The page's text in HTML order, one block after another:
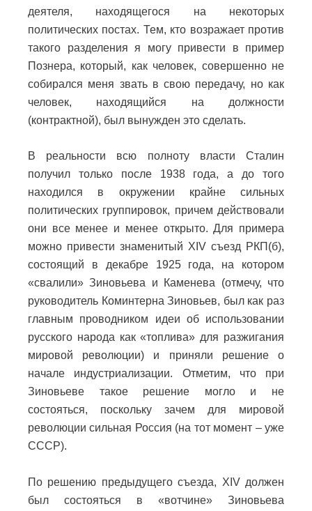
деятеля, находящегося на некоторых
политических постах. Тем, кто возражает против
такого разделения я могу привести в пример
Познера, который, как человек, совершенно не
собирался меня звать в свою передачу, но как
человек, находящийся на должности
(контрактной), был вынужден это сделать.
В реальности всю полноту власти Сталин
получил только после 1938 года, а до того
находился в окружении крайне сильных
политических группировок, причем действовали
они все менее и менее открыто. Для примера
можно привести знаменитый XIV съезд РКП(б),
состоящий в декабре 1925 года, на котором
«свалили» Зиновьева и Каменева (отмечу, что
руководитель Коминтерна Зиновьев, был как раз
главным проводником идеи об использовании
русского народа как «топлива» для разжигания
мировой революции) и приняли решение о
начале индустриализации. Отметим, что при
Зиновьеве такое решение могло и не
состояться, поскольку зачем для мировой
революции сильная Россия (на тот момент – уже
СССР).
По решению предыдущего съезда, XIV должен
был состояться в «вотчине» Зиновьева